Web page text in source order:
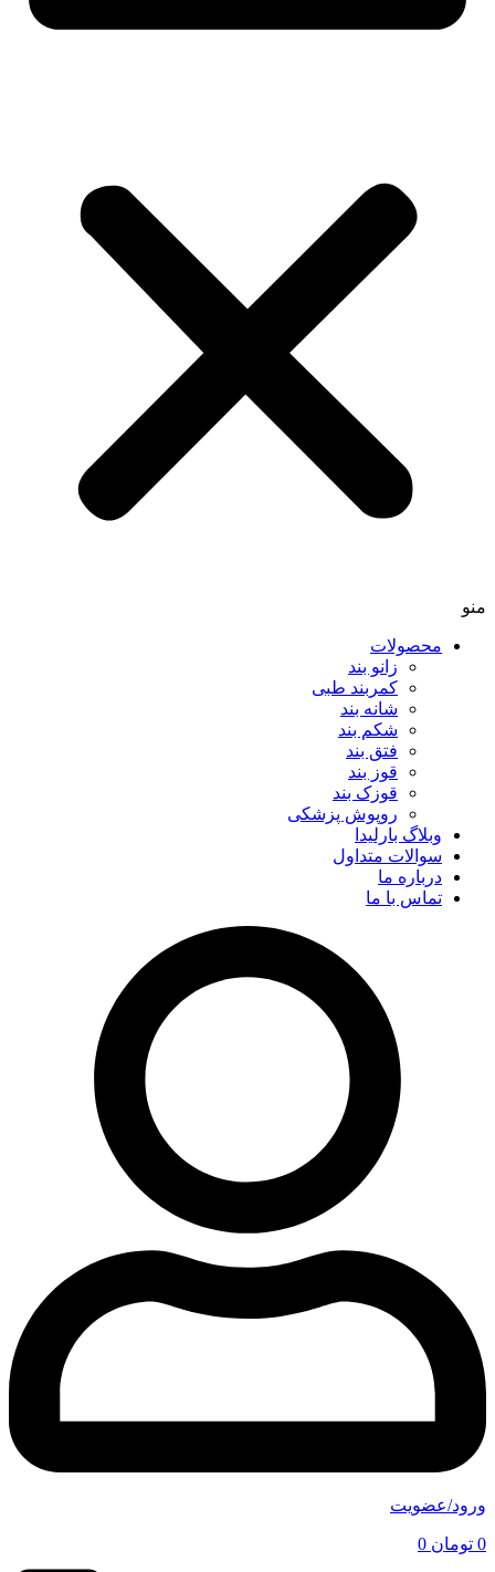
منو
محصولات
زانو بند
کمربند طبی
شانه بند
شکم بند
فتق بند
قوز بند
قوزک بند
روپوش پزشکی
وبلاگ بارلیدا
سوالات متداول
درباره ما
تماس با ما
ورود/عضویت
0 تومان 0